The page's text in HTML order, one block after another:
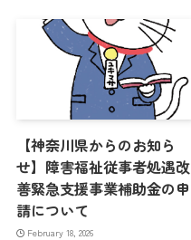
【神奈川県からのお知ら
せ】障害福祉従事者処遇改
善緊急支援事業補助金の申
請について
February 18, 2026